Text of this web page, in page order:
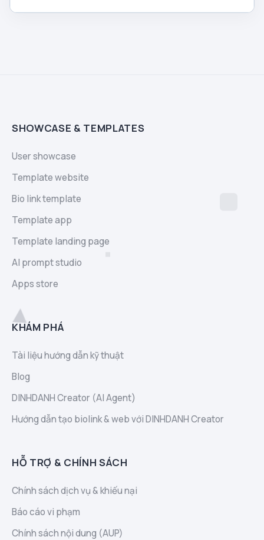
SHOWCASE & TEMPLATES
User showcase
Template website
Bio link template
Template app
Template landing page
AI prompt studio
Apps store
KHÁM PHÁ
Tài liệu hướng dẫn kỹ thuật
Blog
DINHDANH Creator (AI Agent)
Hướng dẫn tạo biolink & web với DINHDANH Creator
HỖ TRỢ & CHÍNH SÁCH
Chính sách dịch vụ & khiếu nại
Báo cáo vi phạm
Chính sách nội dung (AUP)